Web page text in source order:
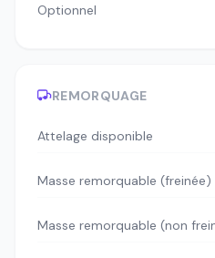
Optionnel
REMORQUAGE
Attelage disponible
Masse remorquable (freinée)
Masse remorquable (non